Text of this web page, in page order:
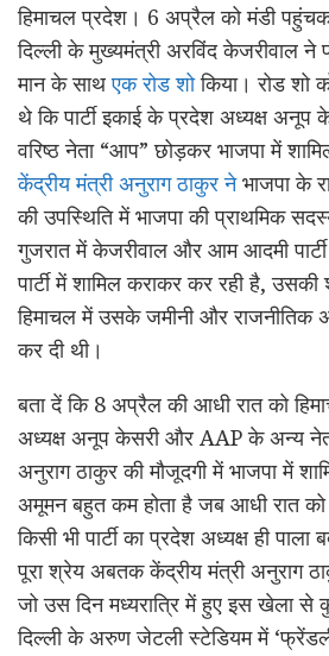
हिमाचल प्रदेश। 6 अप्रैल को मंडी पहुंचकर
दिल्ली के मुख्यमंत्री अरविंद केजरीवाल
मान के साथएक रोड शोकिया। रोड शो
थे कि पार्टी इकाई के प्रदेश अध्यक्ष
वरिष्ठ नेता “आप” छोड़कर भाजपा में
केंद्रीय मंत्री अनुराग ठाकुर नेभाजपा के
की उपस्थिति में भाजपा की प्राथमिक
गुजरात में केजरीवाल और आम आदमी
पार्टी में शामिल कराकर कर रही है,
हिमाचल में उसके जमीनी और राजनीतिक
कर दी थी।
बता दें कि 8 अप्रैल की आधी रात को
अध्यक्ष अनूप केसरी और AAP के अन्य
अनुराग ठाकुर की मौजूदगी में भाजपा में
अमूमन बहुत कम होता है जब आधी रात को
किसी भी पार्टी का प्रदेश अध्यक्ष ही
पूरा श्रेय अबतक केंद्रीय मंत्री अनुराग
जो उस दिन मध्यरात्रि में हुए इस खेला से
दिल्ली के अरुण जेटली स्टेडियम में